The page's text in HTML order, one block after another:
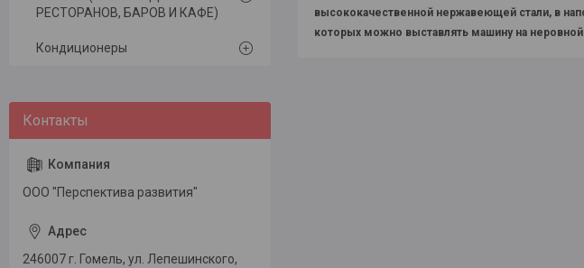
высококачественной нержавеющей стали, в
которых можно выставлять машину на неровной
РЕСТОРАНОВ, БАРОВ И КАФЕ)
Кондиционеры
ООО "Перспектива развития"
246007 г. Гомель, ул. Лепешинского,